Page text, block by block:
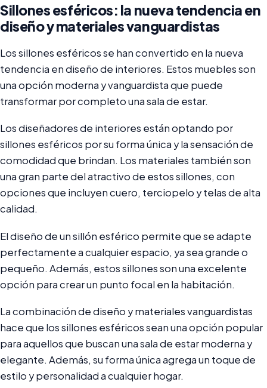
Sillones esféricos: la nueva tendencia en
diseño y materiales vanguardistas
Los sillones esféricos se han convertido en la nueva
tendencia en diseño de interiores. Estos muebles son
una opción moderna y vanguardista que puede
transformar por completo una sala de estar.
Los diseñadores de interiores están optando por
sillones esféricos por su forma única y la sensación de
comodidad que brindan. Los materiales también son
una gran parte del atractivo de estos sillones, con
opciones que incluyen cuero, terciopelo y telas de alta
calidad.
El diseño de un sillón esférico permite que se adapte
perfectamente a cualquier espacio, ya sea grande o
pequeño. Además, estos sillones son una excelente
opción para crear un punto focal en la habitación.
La combinación de diseño y materiales vanguardistas
hace que los sillones esféricos sean una opción popular
para aquellos que buscan una sala de estar moderna y
elegante. Además, su forma única agrega un toque de
estilo y personalidad a cualquier hogar.